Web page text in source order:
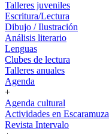
Talleres juveniles
Escritura/Lectura
Dibujo / Ilustración
Análisis literario
Lenguas
Clubes de lectura
Talleres anuales
Agenda
+
Agenda cultural
Actividades en Escaramuza
Revista Intervalo